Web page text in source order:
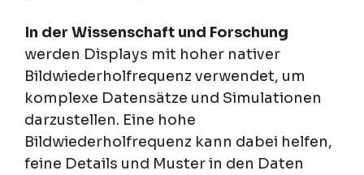
In der Wissenschaft und Forschung
werden Displays mit hoher nativer
Bildwiederholfrequenz verwendet, um
komplexe Datensätze und Simulationen
darzustellen. Eine hohe
Bildwiederholfrequenz kann dabei helfen,
feine Details und Muster in den Daten